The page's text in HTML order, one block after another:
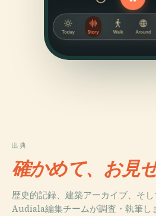
出典
確かめて、お見せ
歴史的記録、建築アーカイブ、そし
Audiala編集チームが調査・執筆し